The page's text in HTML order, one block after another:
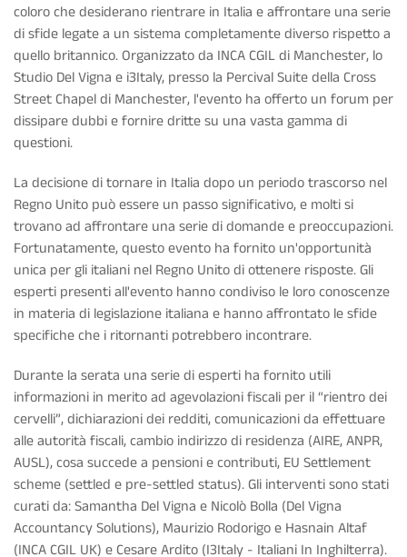
coloro che desiderano rientrare in Italia e affrontare una serie
di sfide legate a un sistema completamente diverso rispetto a
quello britannico. Organizzato da INCA CGIL di Manchester, lo
Studio Del Vigna e i3Italy, presso la Percival Suite della Cross
Street Chapel di Manchester, l'evento ha offerto un forum per
dissipare dubbi e fornire dritte su una vasta gamma di
questioni.
La decisione di tornare in Italia dopo un periodo trascorso nel
Regno Unito può essere un passo significativo, e molti si
trovano ad affrontare una serie di domande e preoccupazioni.
Fortunatamente, questo evento ha fornito un'opportunità
unica per gli italiani nel Regno Unito di ottenere risposte. Gli
esperti presenti all'evento hanno condiviso le loro conoscenze
in materia di legislazione italiana e hanno affrontato le sfide
specifiche che i ritornanti potrebbero incontrare.
Durante la serata una serie di esperti ha fornito utili
informazioni in merito ad agevolazioni fiscali per il “rientro dei
cervelli”, dichiarazioni dei redditi, comunicazioni da effettuare
alle autorità fiscali, cambio indirizzo di residenza (AIRE, ANPR,
AUSL), cosa succede a pensioni e contributi, EU Settlement
scheme (settled e pre-settled status). Gli interventi sono stati
curati da: Samantha Del Vigna e Nicolò Bolla (Del Vigna
Accountancy Solutions), Maurizio Rodorigo e Hasnain Altaf
(INCA CGIL UK) e Cesare Ardito (I3Italy - Italiani In Inghilterra).